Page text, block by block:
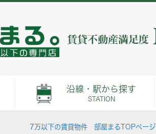
沿線・駅から探す
STATION
7万以下の賃貸物件 部屋まるTOPページ